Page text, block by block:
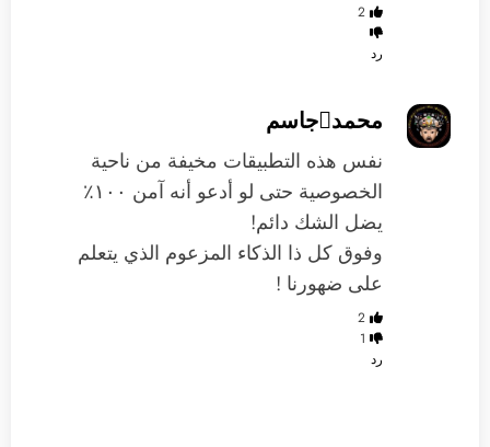
2
رد
محمدجاسم
نفس هذه التطبيقات مخيفة من ناحية
الخصوصية حتى لو أدعو أنه آمن ١٠٠٪؜
يضل الشك دائم!
وفوق كل ذا الذكاء المزعوم الذي يتعلم
على ضهورنا !
2
1
رد